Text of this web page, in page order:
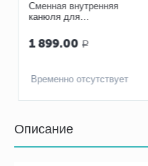
Сменная внутренняя
канюля для
трубки Portex 6 мм
1 899.00 Р
Временно отсутствует
Описание